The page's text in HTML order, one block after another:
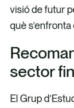
visió de futur
què
sector
El Grup